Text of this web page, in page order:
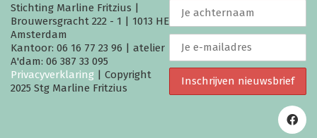
Stichting Marline Fritzius |
Brouwersgracht 222 - 1 | 1013 HE
Amsterdam
Kantoor: 06 16 77 23 96 | atelier
A'dam: 06 387 33 095
Privacyverklaring | Copyright
2025 Stg Marline Fritzius